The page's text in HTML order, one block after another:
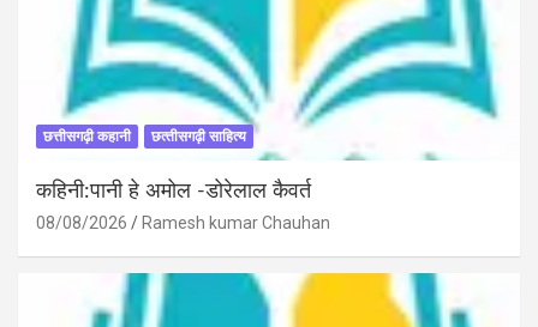
छत्तीसगढ़ी कहानी छत्‍तीसगढ़ी साहित्‍य
कहिनी:पानी हे अमोल -डोरेलाल कैवर्त
08/08/2026 Ramesh kumar Chauhan